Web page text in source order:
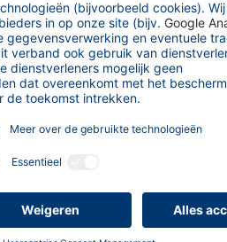
magazijnen bieden
entrepots voor de
de daaraan verbonden